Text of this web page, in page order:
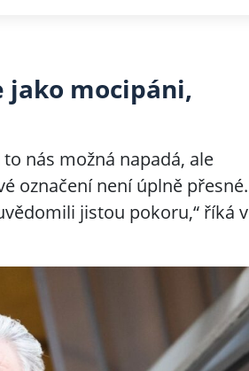
jako mocipáni,
nás možná napadá, ale
označení není úplně přesné.
jistou pokoru,“ říká v